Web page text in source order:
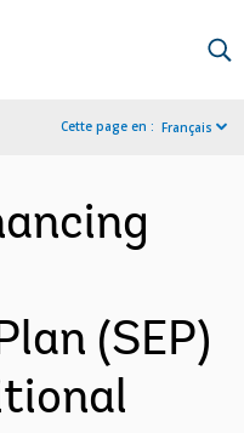
Cette page en : Français
(SEP)